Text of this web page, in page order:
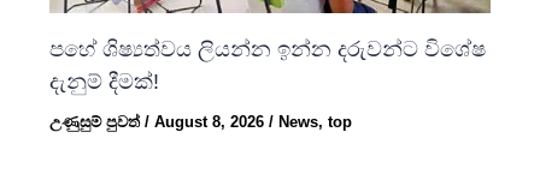
පහේ ශිෂ්‍යත්වය ලියන්න ඉන්න දරුවන්ට විශේෂ
දැනුම් දීමක්!
උණුසුම් පුවත්/August 8, 2026/ News,top